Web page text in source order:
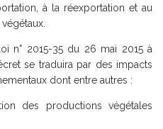
à la réexportation et au
n° 2015-35 du 26 mai 2015 à
se traduira par des impacts
dont entre autres :
des productions végétales